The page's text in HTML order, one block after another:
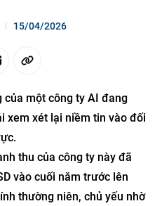
15/04/2026
một công ty AI đang
xem xét lại niềm tin vào đối
thu của công ty này đã
vào cuối năm trước lên
thường niên, chủ yếu nhờ